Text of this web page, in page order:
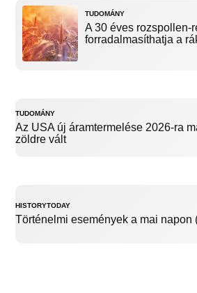
TUDOMÁNY
A 30 éves rozspollen-
forradalmasíthatja a
TUDOMÁNY
Az USA új áramtermelése 2026-ra
zöldre vált
HISTORYTODAY
Történelmi események a mai napon